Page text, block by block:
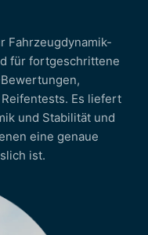
Fahrzeugdynamik-
für fortgeschrittene
Es liefert
und Stabilität und
eine genaue
ist.